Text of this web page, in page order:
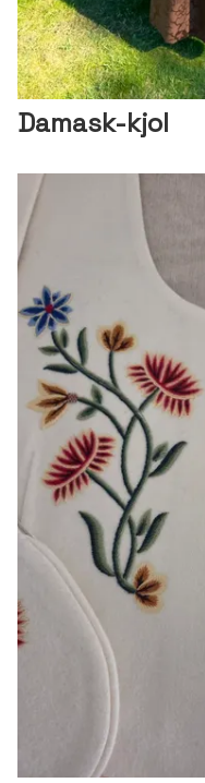
Damask-kjol